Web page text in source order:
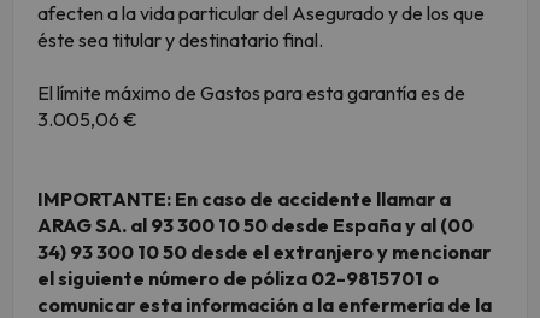
afecten a la vida particular del Asegurado y de los que
éste sea titular y destinatario final.
El límite máximo de Gastos para esta garantía es de
3.005,06 €
IMPORTANTE: En caso de accidente llamar a
ARAG SA. al 93 300 10 50 desde España y al (00
34) 93 300 10 50 desde el extranjero y mencionar
el siguiente número de póliza 02-9815701 o
comunicar esta información a la enfermería de la